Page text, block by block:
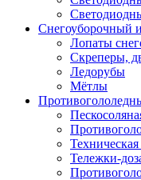
Снегоуборочный
Лопаты
Скреперы,
Ледорубы
Мётлы
Техническая
Тележки-